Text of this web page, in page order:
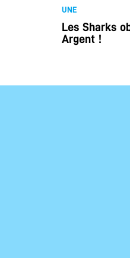
UNE
Les Sharks
Argent !